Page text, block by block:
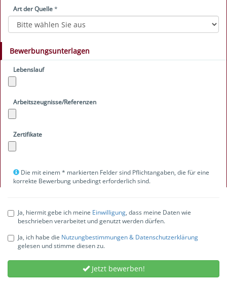
Art der Quelle*
Bewerbungsunterlagen
Lebenslauf
Arbeitszeugnisse/Referenzen
Zertifikate
Die mit einem * markierten Felder sind Pflichtangaben, die für eine
korrekte Bewerbung unbedingt erforderlich sind.
Ja, hiermit gebe ich meine Einwilligung, dass meine Daten wie
beschrieben verarbeitet und genutzt werden dürfen.
Ja, ich habe die Nutzungbestimmungen & Datenschutzerklärung
gelesen und stimme diesen zu.
Jetzt bewerben!